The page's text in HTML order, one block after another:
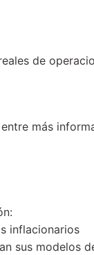
de
más
inflacionarios
sus modelos